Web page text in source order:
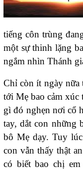
tiếng côn trùng
một sự thinh lặng
ngắm nhìn Thánh
Chỉ còn ít ngày
tới Mẹ bao cảm xúc
gì đó nghẹn nơi cổ
tay, dắt con những
bô Mẹ dạy. Tuy
con vẫn thấy thật
có biết bao chị